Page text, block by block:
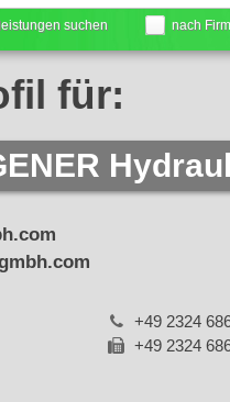
suchen nach
für:
+49 2324
+49 2324